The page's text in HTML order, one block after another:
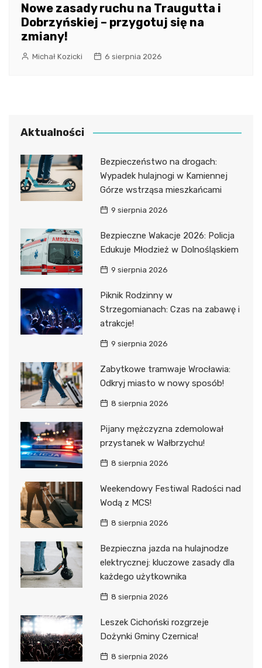
Nowe zasady ruchu na Traugutta i
Dobrzyńskiej – przygotuj się na
zmiany!
Michał Kozicki 6 sierpnia 2026
Aktualności
Bezpieczeństwo na drogach:
Wypadek hulajnogi w Kamiennej
Górze wstrząsa mieszkańcami
9 sierpnia 2026
Bezpieczne Wakacje 2026: Policja
Edukuje Młodzież w Dolnośląskiem
9 sierpnia 2026
Piknik Rodzinny w
Strzegomianach: Czas na zabawę i
atrakcje!
9 sierpnia 2026
Zabytkowe tramwaje Wrocławia:
Odkryj miasto w nowy sposób!
8 sierpnia 2026
Pijany mężczyzna zdemolował
przystanek w Wałbrzychu!
8 sierpnia 2026
Weekendowy Festiwal Radości nad
Wodą z MCS!
8 sierpnia 2026
Bezpieczna jazda na hulajnodze
elektrycznej: kluczowe zasady dla
każdego użytkownika
8 sierpnia 2026
Leszek Cichoński rozgrzeje
Dożynki Gminy Czernica!
8 sierpnia 2026